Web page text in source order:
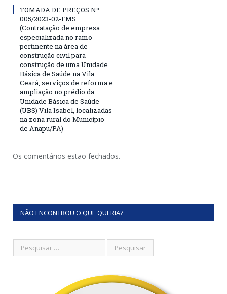
TOMADA DE PREÇOS Nº
005/2023-02-FMS
(Contratação de empresa
especializada no ramo
pertinente na área de
construção civil para
construção de uma Unidade
Básica de Saúde na Vila
Ceará, serviços de reforma e
ampliação no prédio da
Unidade Básica de Saúde
(UBS) Vila Isabel, localizadas
na zona rural do Município
de Anapu/PA)
Os comentários estão fechados.
NÃO ENCONTROU O QUE QUERIA?